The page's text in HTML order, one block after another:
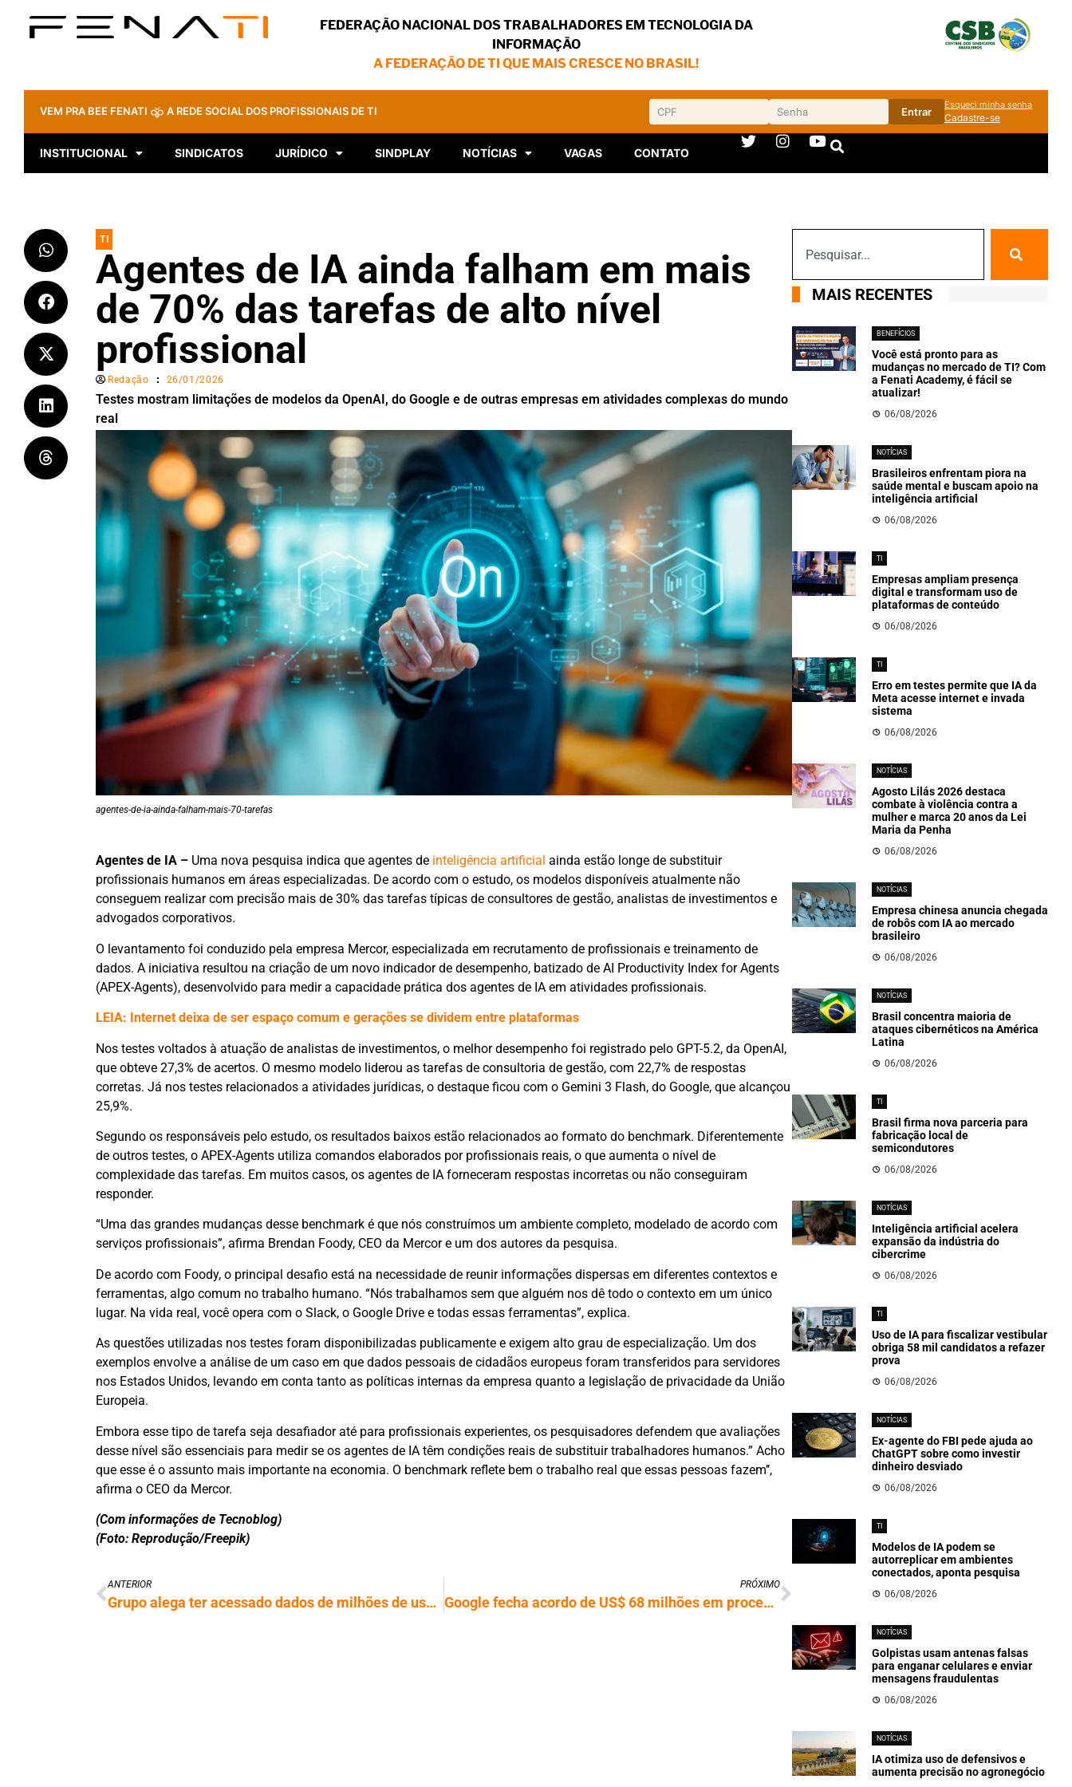
FEDERAÇÃO NACIONAL DOS TRABALHADORES EM TECNOLOGIA DA
INFORMAÇÃO
A FEDERAÇÃO DE TI QUE MAIS CRESCE NO BRASIL!
VEM PRA BEE FENATI A REDE SOCIAL DOS PROFISSIONAIS DE TI Entrar
Esqueci minha senha
Cadastre-se
INSTITUCIONAL SINDICATOS JURÍDICO SINDPLAY NOTÍCIAS VAGAS CONTATO
TI
Agentes de IA ainda falham em mais
de 70% das tarefas de alto nível
profissional
Redação 26/01/2026
Testes mostram limitações de modelos da OpenAI, do Google e de outras empresas em atividades complexas do mundo
real
agentes-de-ia-ainda-falham-mais-70-tarefas
Agentes de IA –Uma nova pesquisa indica que agentes de inteligência artificial ainda estão longe de substituir
profissionais humanos em áreas especializadas. De acordo com o estudo, os modelos disponíveis atualmente não
conseguem realizar com precisão mais de 30% das tarefas típicas de consultores de gestão, analistas de investimentos e
advogados corporativos.
O levantamento foi conduzido pela empresa Mercor, especializada em recrutamento de profissionais e treinamento de
dados. A iniciativa resultou na criação de um novo indicador de desempenho, batizado de AI Productivity Index for Agents
(APEX-Agents), desenvolvido para medir a capacidade prática dos agentes de IA em atividades profissionais.
LEIA: Internet deixa de ser espaço comum e gerações se dividem entre plataformas
Nos testes voltados à atuação de analistas de investimentos, o melhor desempenho foi registrado pelo GPT-5.2, da OpenAI,
que obteve 27,3% de acertos. O mesmo modelo liderou as tarefas de consultoria de gestão, com 22,7% de respostas
corretas. Já nos testes relacionados a atividades jurídicas, o destaque ficou com o Gemini 3 Flash, do Google, que alcançou
25,9%.
Segundo os responsáveis pelo estudo, os resultados baixos estão relacionados ao formato do benchmark. Diferentemente
de outros testes, o APEX-Agents utiliza comandos elaborados por profissionais reais, o que aumenta o nível de
complexidade das tarefas. Em muitos casos, os agentes de IA forneceram respostas incorretas ou não conseguiram
responder.
“Uma das grandes mudanças desse benchmark é que nós construímos um ambiente completo, modelado de acordo com
serviços profissionais”, afirma Brendan Foody, CEO da Mercor e um dos autores da pesquisa.
De acordo com Foody, o principal desafio está na necessidade de reunir informações dispersas em diferentes contextos e
ferramentas, algo comum no trabalho humano. “Nós trabalhamos sem que alguém nos dê todo o contexto em um único
lugar. Na vida real, você opera com o Slack, o Google Drive e todas essas ferramentas”, explica.
As questões utilizadas nos testes foram disponibilizadas publicamente e exigem alto grau de especialização. Um dos
exemplos envolve a análise de um caso em que dados pessoais de cidadãos europeus foram transferidos para servidores
nos Estados Unidos, levando em conta tanto as políticas internas da empresa quanto a legislação de privacidade da União
Europeia.
Embora esse tipo de tarefa seja desafiador até para profissionais experientes, os pesquisadores defendem que avaliações
desse nível são essenciais para medir se os agentes de IA têm condições reais de substituir trabalhadores humanos.” Acho
que esse é o assunto mais importante na economia. O benchmark reflete bem o trabalho real que essas pessoas fazem’’,
afirma o CEO da Mercor.
(Com informações de Tecnoblog)
(Foto: Reprodução/Freepik)
ANTERIOR
Grupo alega ter acessado dados de milhões de usuários do SoundCloud e outros serviços
PRÓXIMO
Google fecha acordo de US$ 68 milhões em processo que o acusava de escuta indevida
MAIS RECENTES
BENEFÍCIOS
Você está pronto para as
mudanças no mercado de TI? Com
a Fenati Academy, é fácil se
atualizar!
06/08/2026
NOTÍCIAS
Brasileiros enfrentam piora na
saúde mental e buscam apoio na
inteligência artificial
06/08/2026
TI
Empresas ampliam presença
digital e transformam uso de
plataformas de conteúdo
06/08/2026
TI
Erro em testes permite que IA da
Meta acesse internet e invada
sistema
06/08/2026
NOTÍCIAS
Agosto Lilás 2026 destaca
combate à violência contra a
mulher e marca 20 anos da Lei
Maria da Penha
06/08/2026
NOTÍCIAS
Empresa chinesa anuncia chegada
de robôs com IA ao mercado
brasileiro
06/08/2026
NOTÍCIAS
Brasil concentra maioria de
ataques cibernéticos na América
Latina
06/08/2026
TI
Brasil firma nova parceria para
fabricação local de
semicondutores
06/08/2026
NOTÍCIAS
Inteligência artificial acelera
expansão da indústria do
cibercrime
06/08/2026
TI
Uso de IA para fiscalizar vestibular
obriga 58 mil candidatos a refazer
prova
06/08/2026
NOTÍCIAS
Ex-agente do FBI pede ajuda ao
ChatGPT sobre como investir
dinheiro desviado
06/08/2026
TI
Modelos de IA podem se
autorreplicar em ambientes
conectados, aponta pesquisa
06/08/2026
NOTÍCIAS
Golpistas usam antenas falsas
para enganar celulares e enviar
mensagens fraudulentas
06/08/2026
NOTÍCIAS
IA otimiza uso de defensivos e
aumenta precisão no agronegócio